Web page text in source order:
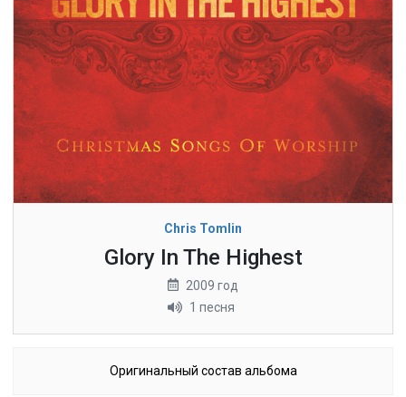
Chris Tomlin
Glory In The Highest
2009 год
1 песня
Оригинальный состав альбома